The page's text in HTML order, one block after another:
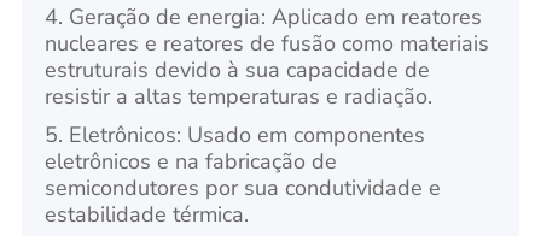
4. Geração de energia: Aplicado em reatores
nucleares e reatores de fusão como materiais
estruturais devido à sua capacidade de
resistir a altas temperaturas e radiação.
5. Eletrônicos: Usado em componentes
eletrônicos e na fabricação de
semicondutores por sua condutividade e
estabilidade térmica.